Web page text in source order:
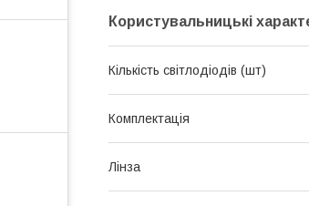
Користувальницькі
Кількість світлодіодів (шт)
Комплектація
Лінза